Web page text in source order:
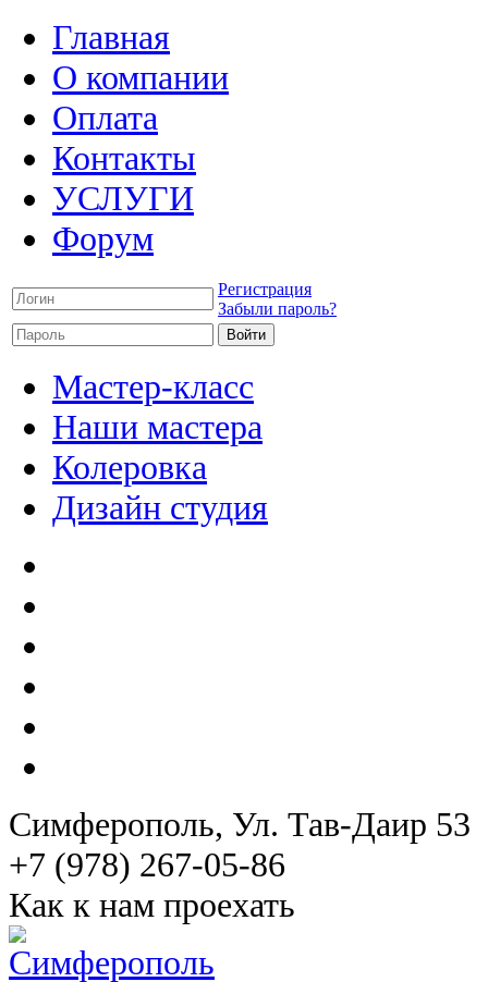
Главная
О компании
Оплата
Контакты
УСЛУГИ
Форум
Регистрация
Забыли пароль?
Мастер-класс
Наши мастера
Колеровка
Дизайн студия
Симферополь, Ул. Тав-Даир 53
+7 (978) 267-05-86
Как к нам проехать